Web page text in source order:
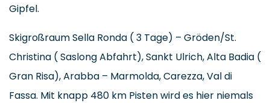
Gipfel.
Skigroßraum Sella Ronda ( 3 Tage) – Gröden/St.
Christina ( Saslong Abfahrt), Sankt Ulrich, Alta Badia (
Gran Risa), Arabba – Marmolda, Carezza, Val di
Fassa. Mit knapp 480 km Pisten wird es hier niemals